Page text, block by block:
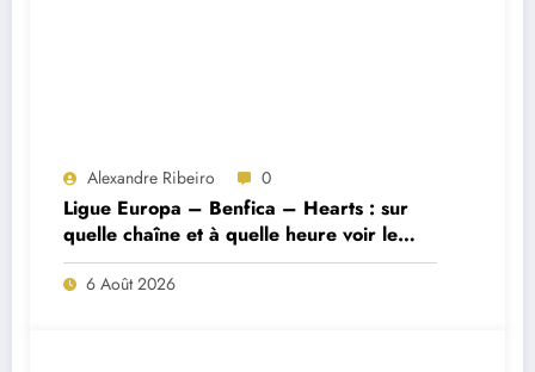
Alexandre Ribeiro 0
Ligue Europa – Benfica – Hearts : sur
quelle chaîne et à quelle heure voir le
match ?
6 Août 2026